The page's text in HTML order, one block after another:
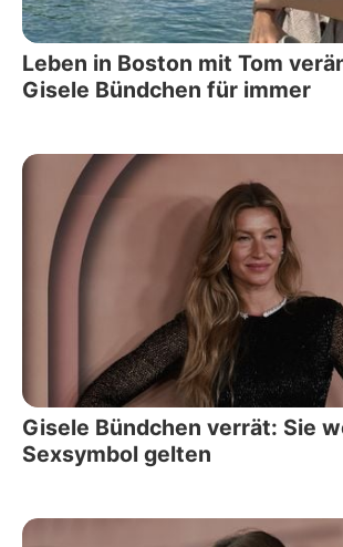
Leben in Boston mit Tom
Gisele Bündchen für immer
Gisele Bündchen verrät: Sie
Sexsymbol gelten